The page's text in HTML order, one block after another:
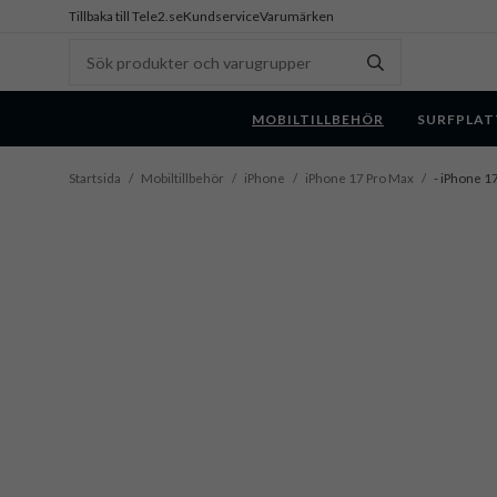
Tillbaka till Tele2.seKundserviceVarumärken
MOBILTILLBEHÖR
Startsida / Mobiltillbehör / iPhone / iPhone 17 Pro Max / - iPhone